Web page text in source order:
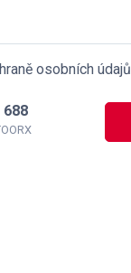
osobních údajů
688